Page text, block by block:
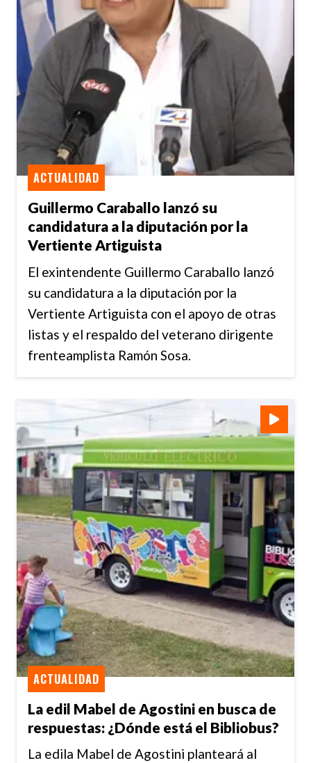
Guillermo Caraballo lanzó su
candidatura a la diputación por la
Vertiente Artiguista
ACTUALIDAD
El exintendente Guillermo Caraballo lanzó
su candidatura a la diputación por la
Vertiente Artiguista con el apoyo de otras
listas y el respaldo del veterano dirigente
frenteamplista Ramón Sosa.
La edil Mabel de Agostini en busca de
respuestas: ¿Dónde está el Bibliobus?
ACTUALIDAD
La edila Mabel de Agostini planteará al